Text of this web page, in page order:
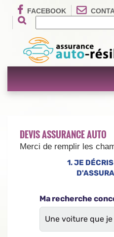
FACEBOOK
DEVIS ASSURANCE AUTO
Merci de remplir les